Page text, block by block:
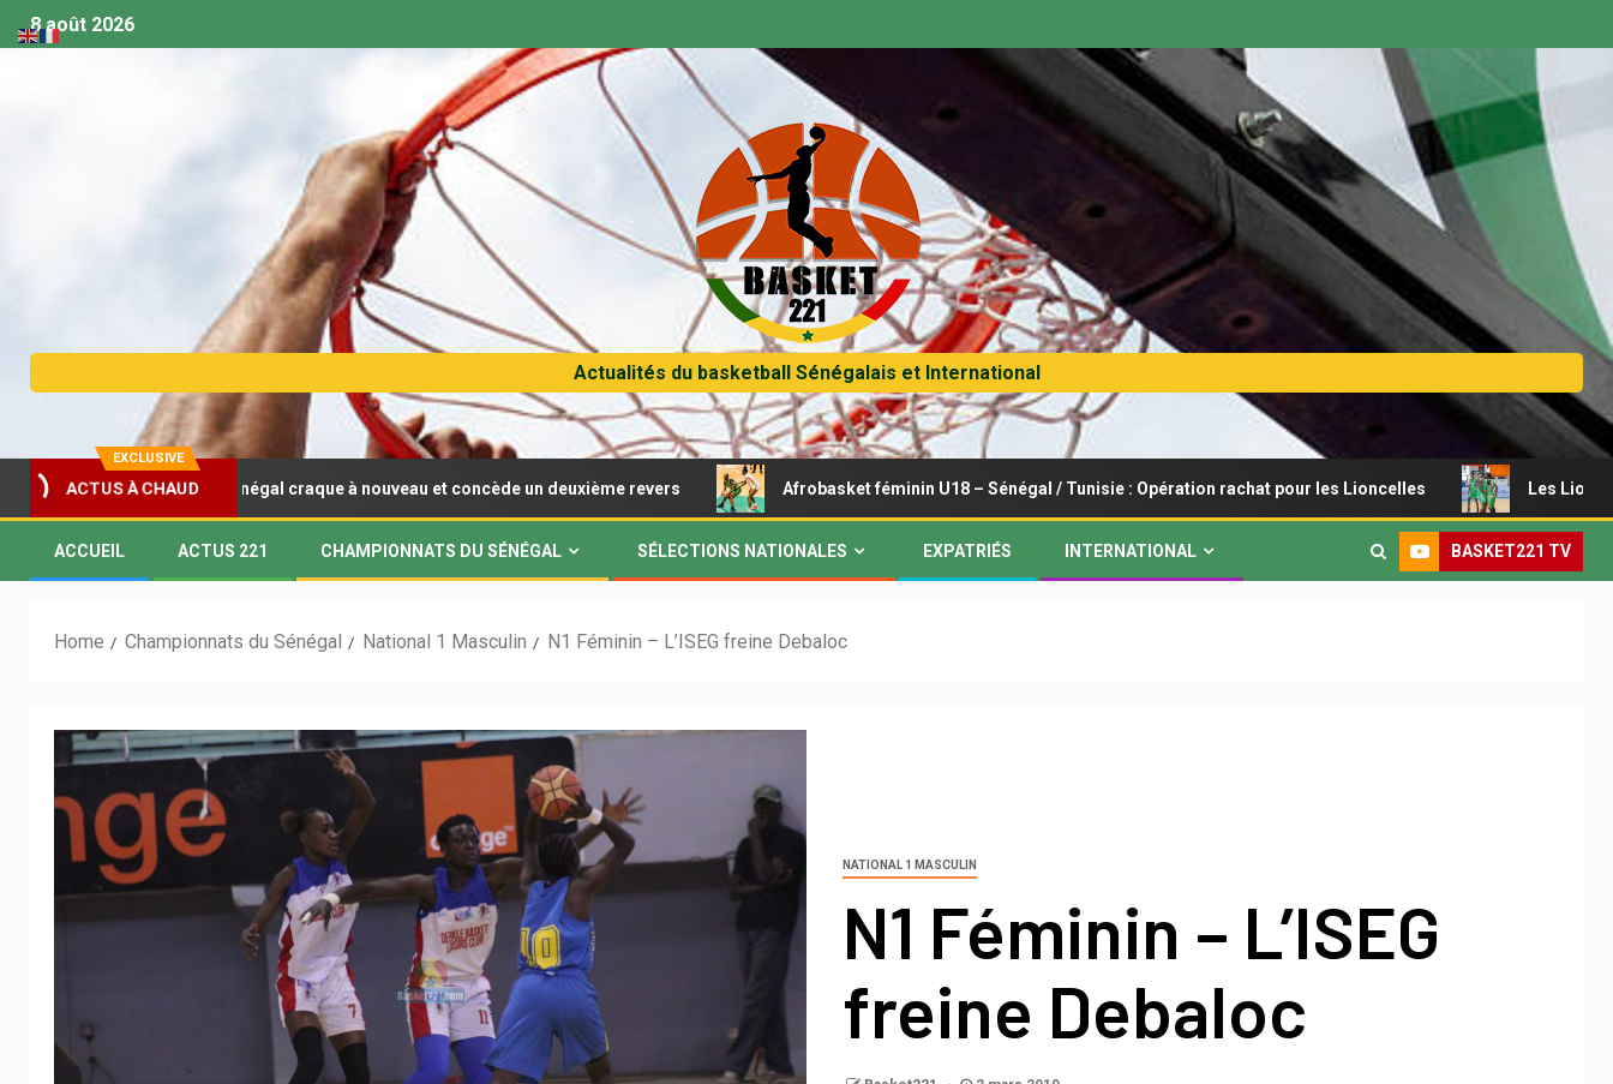
8 août 2026
Actualités du basketball Sénégalais et International
EXCLUSIVE
ACTUS À CHAUD
U18 (F) : Le Sénégal craque à nouveau et concède un deuxième revers Afrobasket féminin U18 – Sénégal / Tunisie : Opération rachat pour les Lioncelles Les Lionceaux
ACCUEIL ACTUS 221 CHAMPIONNATS DU SÉNÉGAL SÉLECTIONS NATIONALES EXPATRIÉS INTERNATIONAL BASKET221 TV
Home Championnats du Sénégal National 1 Masculin N1 Féminin – L’ISEG freine Debaloc
NATIONAL 1 MASCULIN
N1 Féminin – L’ISEG
freine Debaloc